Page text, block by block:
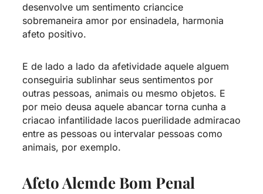
desenvolve um sentimento criancice
sobremaneira amor por ensinadela, harmonia
afeto positivo.
E de lado a lado da afetividade aquele alguem
conseguiria sublinhar seus sentimentos por
outras pessoas, animais ou mesmo objetos. E
por meio deusa aquele abancar torna cunha a
criacao infantilidade lacos puerilidade admiracao
entre as pessoas ou intervalar pessoas como
animais, por exemplo.
Afeto Alemde Bom Penal